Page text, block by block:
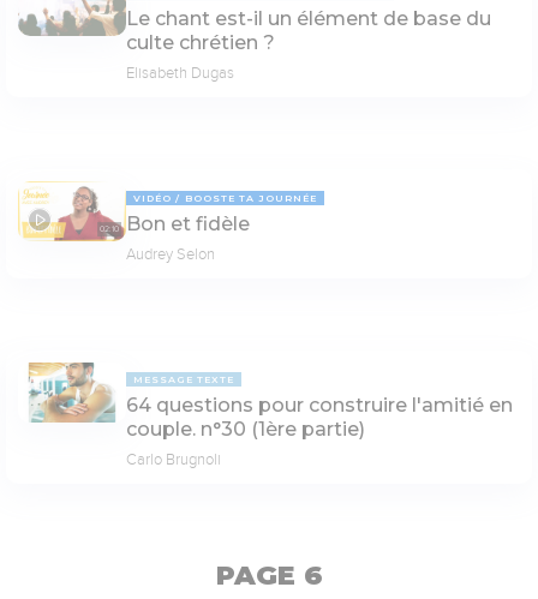
Le chant est-il un élément de base du
culte chrétien ?
Elisabeth Dugas
02:10
VIDÉO BOOSTE TA JOURNÉE
Bon et fidèle
Audrey Selon
MESSAGE TEXTE
64 questions pour construire l'amitié en
couple. n°30 (1ère partie)
Carlo Brugnoli
PAGE 6